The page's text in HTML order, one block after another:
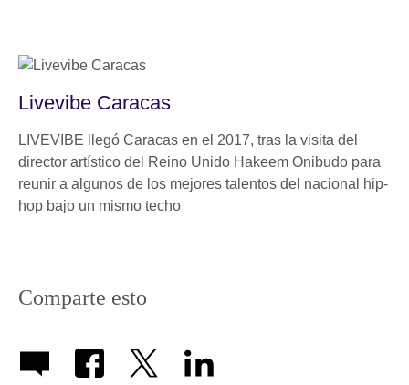
Livevibe Caracas
LIVEVIBE llegó Caracas en el 2017, tras la visita del
director artístico del Reino Unido Hakeem Onibudo para
reunir a algunos de los mejores talentos del nacional hip-
hop bajo un mismo techo
Comparte esto